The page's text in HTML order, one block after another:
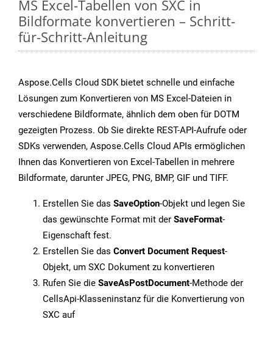
MS Excel-Tabellen von SXC in
Bildformate konvertieren – Schritt-
für-Schritt-Anleitung
Aspose.Cells Cloud SDK bietet schnelle und einfache
Lösungen zum Konvertieren von MS Excel-Dateien in
verschiedene Bildformate, ähnlich dem oben für DOTM
gezeigten Prozess. Ob Sie direkte REST-API-Aufrufe oder
SDKs verwenden, Aspose.Cells Cloud APIs ermöglichen
Ihnen das Konvertieren von Excel-Tabellen in mehrere
Bildformate, darunter JPEG, PNG, BMP, GIF und TIFF.
Erstellen Sie das SaveOption-Objekt und legen Sie
das gewünschte Format mit der SaveFormat-
Eigenschaft fest.
Erstellen Sie das Convert Document Request-
Objekt, um SXC Dokument zu konvertieren
Rufen Sie die SaveAsPostDocument-Methode der
CellsApi-Klasseninstanz für die Konvertierung von
SXC auf